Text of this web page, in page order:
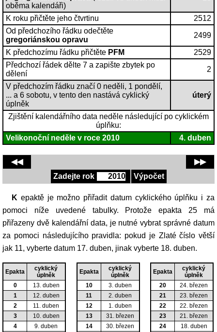
oběma kalendáři)
K roku přičtěte jeho čtvrtinu
2512
Od předchozího řádku odečtěte
gregoriánskou opravu
2499
K předchozímu řádku přičtěte PFM
2529
Předchozí řádek dělte 7 a zapište zbytek po
dělení
2
V předchozím řádku značí 0 neděli, 1 pondělí,
... a 6 sobotu, v tento den nastává cyklický
úplněk
úterý
Zjištění kalendářního data neděle následující po cyklickém
úplňku:
Velikonoční neděle v roce 2010 4. duben
Zadejte rok Výpočet
◀◀ ▶▶
K epaktě je možno přiřadit datum cyklického úplňku i za
pomoci níže uvedené tabulky. Protože epakta 25 má
přiřazeny dvě kalendářní data, je nutné vybrat správné datum
za pomoci následujícího pravidla: pokud je Zlaté číslo větší
jak 11, vyberte datum 17. duben, jinak vyberte 18. duben.
Epakta
cyklický
úplněk
0
13. duben
1
12. duben
2
11. duben
3
10. duben
4
9. duben
Epakta
cyklický
úplněk
10
3. duben
11
2. duben
12
1. duben
13
31. březen
14
30. březen
Epakta
cyklický
úplněk
20
24. březen
21
23. březen
22
22. březen
23
21. březen
24
18. duben